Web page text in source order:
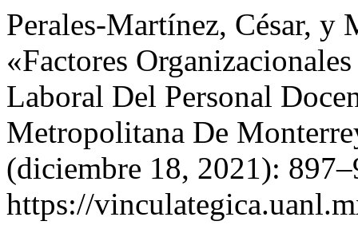
Perales-Martínez, César, y
«Factores
Laboral Del Personal
Metropolitana De
(diciembre 18, 2021):
https://